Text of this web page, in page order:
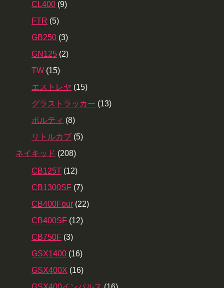
CL400 (9)
FTR (5)
GB250 (3)
GN125 (2)
TW (15)
エストレヤ (15)
グラストラッカー (13)
ボルティ (8)
リトルカブ (5)
ネイキッド (208)
CB125T (12)
CB1300SF (7)
CB400Four (22)
CB400SF (12)
CB750F (3)
GSX1400 (16)
GSX400X (16)